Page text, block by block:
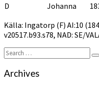
D
Johanna
Källa: Ingatorp (F) AI:10
v20517.b93.s78, NAD: SE/
Search
for:
Archives